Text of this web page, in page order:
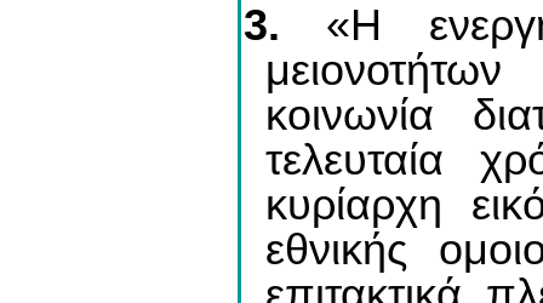
3. «Η
κοινωνία
τελευταία
κυρίαρχη
εθνικής